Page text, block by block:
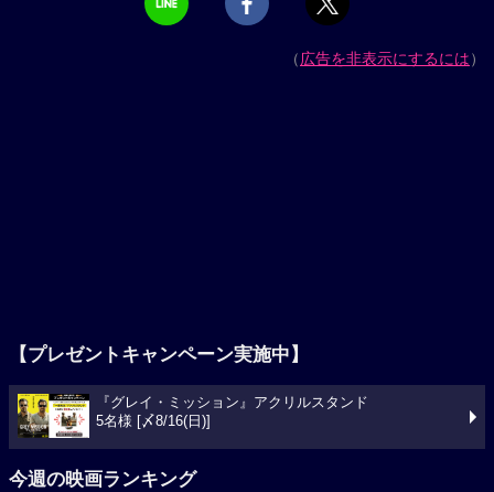
（広告を非表示にするには）
【プレゼントキャンペーン実施中】
『グレイ・ミッション』アクリルスタンド
5名様 [〆8/16(日)]
今週の映画ランキング